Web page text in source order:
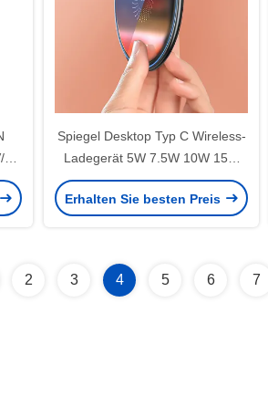
Spiegel Desktop Typ C Wireless-
Ladegerät 5W 7.5W 10W 15W
Ladegerät für Mobilgeräte
Erhalten Sie besten Preis
2 3 4 5 6 7